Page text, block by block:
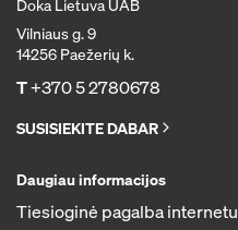
Doka Lietuva UAB
Vilniaus g. 9
14256 Paežerių k.
T+370 5 2780678
SUSISIEKITE DABAR
Daugiau informacijos
Tiesioginė pagalba internetu